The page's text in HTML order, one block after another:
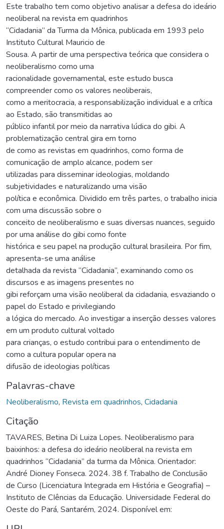
Este trabalho tem como objetivo analisar a defesa do ideário
neoliberal na revista em quadrinhos
“Cidadania” da Turma da Mônica, publicada em 1993 pelo
Instituto Cultural Mauricio de
Sousa. A partir de uma perspectiva teórica que considera o
neoliberalismo como uma
racionalidade governamental, este estudo busca
compreender como os valores neoliberais,
como a meritocracia, a responsabilização individual e a crítica
ao Estado, são transmitidas ao
público infantil por meio da narrativa lúdica do gibi. A
problematização central gira em torno
de como as revistas em quadrinhos, como forma de
comunicação de amplo alcance, podem ser
utilizadas para disseminar ideologias, moldando
subjetividades e naturalizando uma visão
política e econômica. Dividido em três partes, o trabalho inicia
com uma discussão sobre o
conceito de neoliberalismo e suas diversas nuances, seguido
por uma análise do gibi como fonte
histórica e seu papel na produção cultural brasileira. Por fim,
apresenta-se uma análise
detalhada da revista “Cidadania”, examinando como os
discursos e as imagens presentes no
gibi reforçam uma visão neoliberal da cidadania, esvaziando o
papel do Estado e privilegiando
a lógica do mercado. Ao investigar a inserção desses valores
em um produto cultural voltado
para crianças, o estudo contribui para o entendimento de
como a cultura popular opera na
difusão de ideologias políticas
Palavras-chave
Neoliberalismo, Revista em quadrinhos, Cidadania
Citação
TAVARES, Betina Di Luiza Lopes. Neoliberalismo para
baixinhos: a defesa do ideário neoliberal na revista em
quadrinhos “Cidadania” da turma da Mônica. Orientador:
André Dioney Fonseca. 2024. 38 f. Trabalho de Conclusão
de Curso (Licenciatura Integrada em História e Geografia) –
Instituto de CIências da Educação. Universidade Federal do
Oeste do Pará, Santarém, 2024. Disponível em: